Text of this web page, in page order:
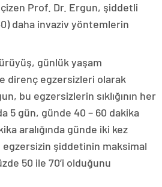
Prof. Dr. Ergun, şiddetli
daha invaziv yöntemlerin
günlük yaşam
direnç egzersizleri olarak
bu egzersizlerin sıklığının her
5 gün, günde 40 – 60 dakika
aralığında günde iki kez
egzersizin şiddetinin maksimal
50 ile 70’i olduğunu